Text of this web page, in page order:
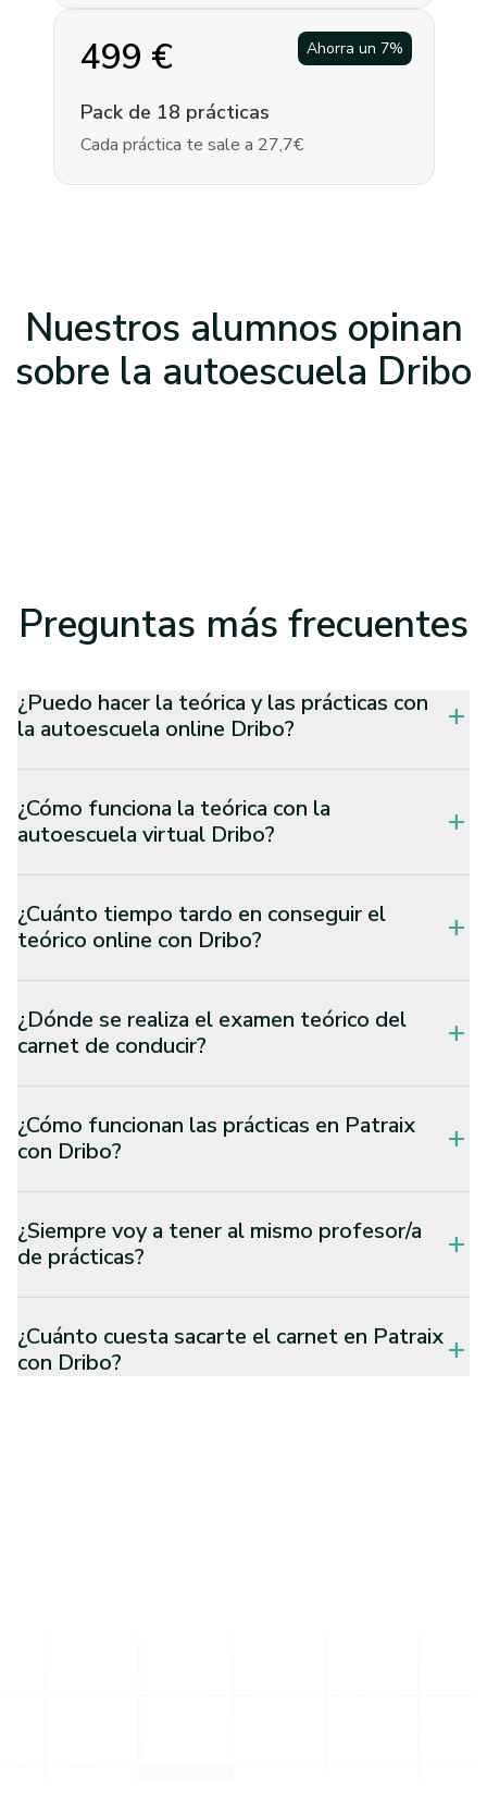
Ahorra un 7%
499 €
Pack de 18 prácticas
Cada práctica te sale a 27,7€
Nuestros alumnos opinan
sobre la autoescuela Dribo
Preguntas más frecuentes
¿Puedo hacer la teórica y las prácticas con
la autoescuela online Dribo?
add
¿Cómo funciona la teórica con la
autoescuela virtual Dribo?
add
¿Cuánto tiempo tardo en conseguir el
teórico online con Dribo?
add
¿Dónde se realiza el examen teórico del
carnet de conducir?
add
¿Cómo funcionan las prácticas en Patraix
con Dribo?
add
¿Siempre voy a tener al mismo profesor/a
de prácticas?
add
¿Cuánto cuesta sacarte el carnet en Patraix
con Dribo?
add